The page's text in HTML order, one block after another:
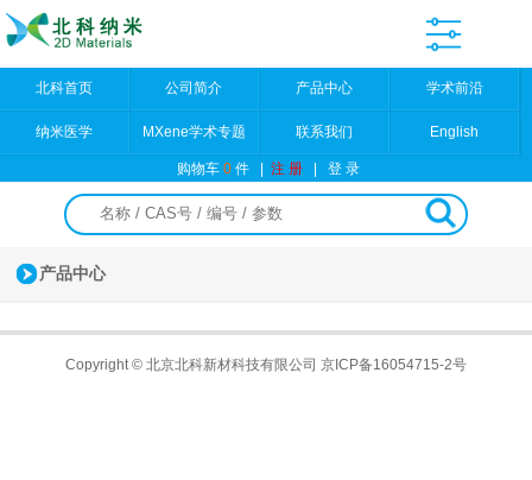
北科首页 公司简介 产品中心 学术前沿
纳米医学 MXene学术专题 联系我们 English
购物车0件 |注 册 |登 录
产品中心
Copyright © 北京北科新材科技有限公司 京ICP备16054715-2号